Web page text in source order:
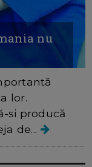
nu
lor.
si producă
de...